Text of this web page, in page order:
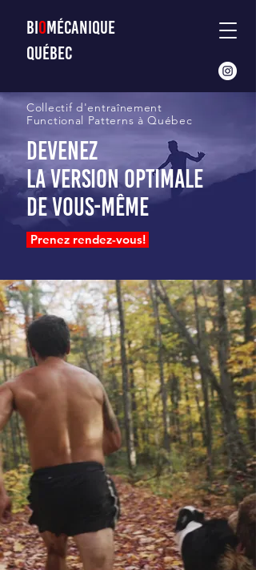
BIOMÉCANIQUE
QUÉBEC
Collectif d'entraînement
Functional Patterns à Québec
Devenez
la version optimale
de vous-même
Prenez rendez-vous!